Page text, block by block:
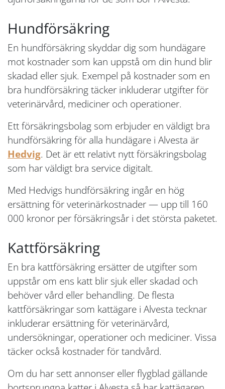
Hundförsäkring
En hundförsäkring skyddar dig som hundägare
mot kostnader som kan uppstå om din hund blir
skadad eller sjuk. Exempel på kostnader som en
bra hundförsäkring täcker inkluderar utgifter för
veterinärvård, mediciner och operationer.
Ett försäkringsbolag som erbjuder en väldigt bra
hundförsäkring för alla hundägare i Alvesta är
Hedvig. Det är ett relativt nytt försäkringsbolag
som har väldigt bra service digitalt.
Med Hedvigs hundförsäkring ingår en hög
ersättning för veterinärkostnader — upp till 160
000 kronor per försäkringsår i det största paketet.
Kattförsäkring
En bra kattförsäkring ersätter de utgifter som
uppstår om ens katt blir sjuk eller skadad och
behöver vård eller behandling. De flesta
kattförsäkringar som kattägare i Alvesta tecknar
inkluderar ersättning för veterinärvård,
undersökningar, operationer och mediciner. Vissa
täcker också kostnader för tandvård.
Om du har sett annonser eller flygblad gällande